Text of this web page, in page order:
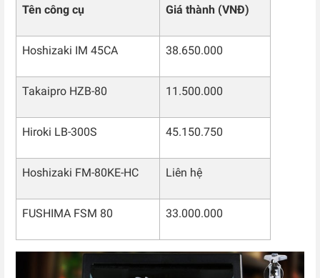
Tên công cụ Giá thành (VNĐ)
Hoshizaki IM 45CA 38.650.000
Takaipro HZB-80 11.500.000
Hiroki LB-300S 45.150.750
Hoshizaki FM-80KE-HC Liên hệ
FUSHIMA FSM 80 33.000.000